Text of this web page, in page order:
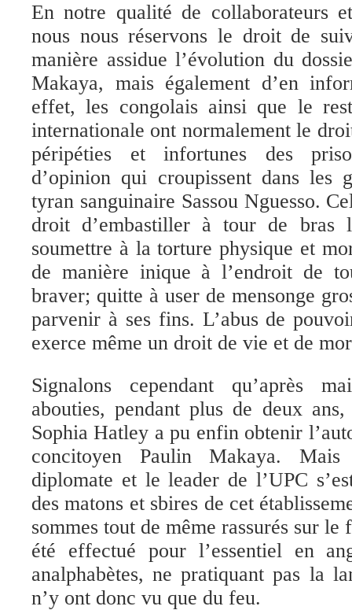
En notre qualité de collaborateurs
nous nous réservons le droit de
manière assidue l’évolution du
Makaya, mais également d’en
effet, les congolais ainsi que le
internationale ont normalement le
péripéties et infortunes des
d’opinion qui croupissent dans les
tyran sanguinaire Sassou Nguesso.
droit d’embastiller à tour de bras
soumettre à la torture physique et
de manière inique à l’endroit de
braver; quitte à user de mensonge
parvenir à ses fins. L’abus de
exerce même un droit de vie et de
Signalons cependant qu’après
abouties, pendant plus de deux
Sophia Hatley a pu enfin obtenir
concitoyen Paulin Makaya.
diplomate et le leader de l’UPC
des matons et sbires de cet
sommes tout de même rassurés sur le
été effectué pour l’essentiel en
analphabètes, ne pratiquant pas la
n’y ont donc vu que du feu.